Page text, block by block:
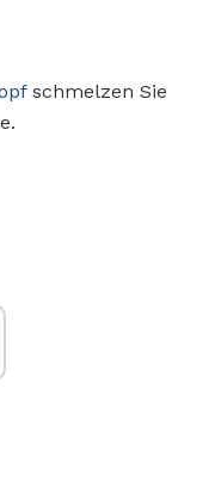
schmelzen Sie